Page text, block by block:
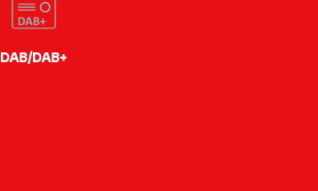
DAB/DAB+